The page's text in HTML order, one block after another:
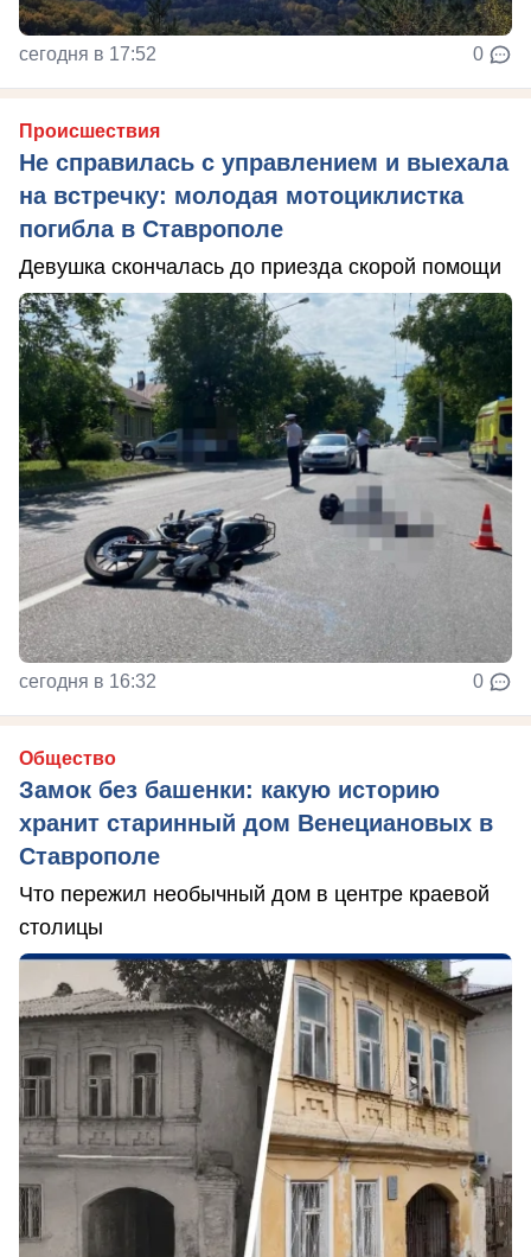
сегодня в 17:52 0
Происшествия
Не справилась с управлением и выехала
на встречку: молодая мотоциклистка
погибла в Ставрополе
Девушка скончалась до приезда скорой помощи
сегодня в 16:32 0
Общество
Замок без башенки: какую историю
хранит старинный дом Венециановых в
Ставрополе
Что пережил необычный дом в центре краевой
столицы